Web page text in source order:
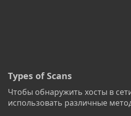
Types of Scans
Чтобы обнаружить хосты в
использовать различные